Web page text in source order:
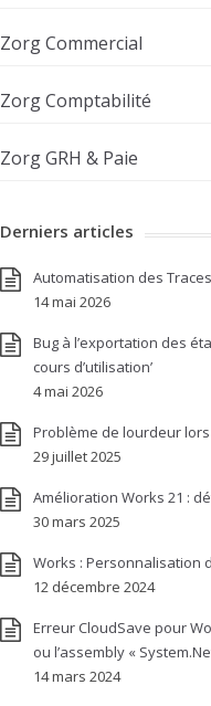
Zorg Commercial
Zorg Comptabilité
Zorg GRH & Paie
Derniers articles
Automatisation des
14 mai 2026
Bug à l’exportation des
cours d’utilisation’
4 mai 2026
Problème de lourdeur
29 juillet 2025
Amélioration Works 21 :
30 mars 2025
Works : Personnalisation
12 décembre 2024
Erreur CloudSave pour
ou l’assembly «
14 mars 2024